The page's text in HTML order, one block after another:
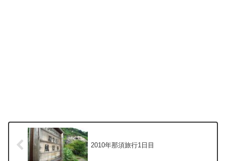
2010年那須旅行1日目